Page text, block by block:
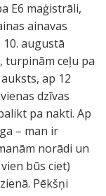
E6 maģistrāli,
ainavas
augustā
turpinām ceļu pa
ap 12
dzīvas
pa nakti. Ap
– man ir
norādi un
būs ciet)
Pēkšņi